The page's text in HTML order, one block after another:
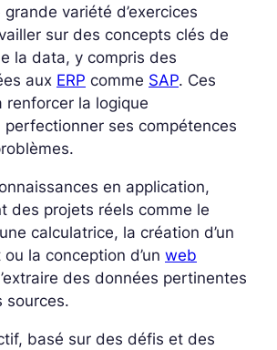
variété d’exercices
sur des concepts clés de
la data, y compris des
aux ERP comme SAP. Ces
renforcer la logique
ses compétences
en application,
des projets réels comme le
calculatrice, la création d’un
la conception d’un web
des données pertinentes
sources.
basé sur des défis et des